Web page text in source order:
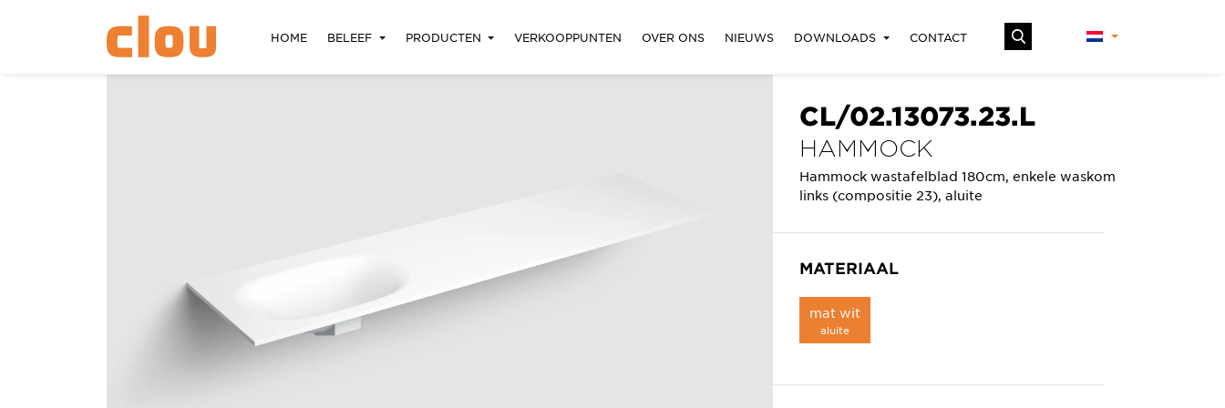
HOME BELEEF PRODUCTEN VERKOOPPUNTEN OVER ONS NIEUWS DOWNLOADS CONTACT
CL/02.13073.23.L
HAMMOCK
Hammock wastafelblad 180cm, enkele waskom
links (compositie 23), aluite
MATERIAAL
mat wit
aluite